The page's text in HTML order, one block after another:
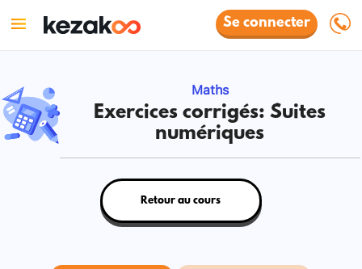
Se connecter
Maths
Exercices corrigés: Suites
numériques
Retour au cours